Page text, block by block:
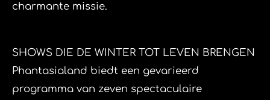
charmante missie.
​SHOWS DIE DE WINTER TOT LEVEN BRENGEN
​Phantasialand biedt een gevarieerd
programma van zeven spectaculaire